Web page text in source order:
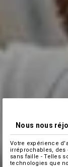
Nous nous
Votre expérience
irréprochables, des
sans faille - Telles
technologies que